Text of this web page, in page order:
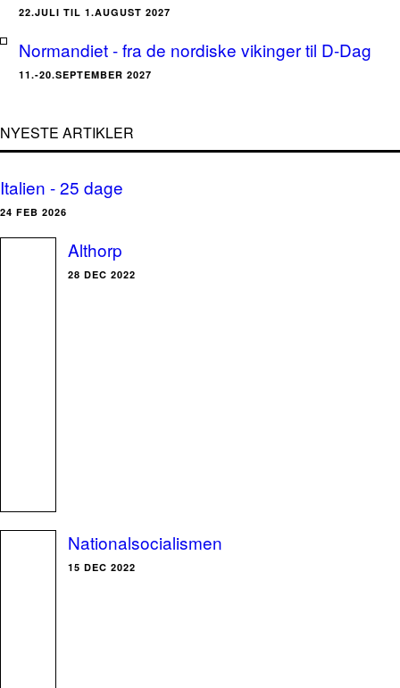
22.JULI TIL 1.AUGUST 2027
Normandiet - fra de nordiske vikinger til D-Dag
11.-20.SEPTEMBER 2027
NYESTE ARTIKLER
Italien - 25 dage
24 FEB 2026
Althorp
28 DEC 2022
Nationalsocialismen
15 DEC 2022